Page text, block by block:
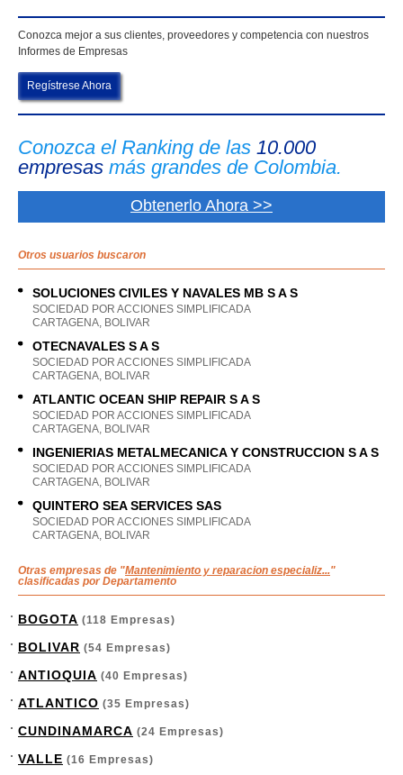
Conozca mejor a sus clientes, proveedores y competencia con nuestros
Informes de Empresas
Regístrese Ahora
Conozca el Ranking de las 10.000
empresas más grandes de Colombia.
Obtenerlo Ahora >>
Otros usuarios buscaron
SOLUCIONES CIVILES Y NAVALES MB S A S
SOCIEDAD POR ACCIONES SIMPLIFICADA
CARTAGENA, BOLIVAR
OTECNAVALES S A S
SOCIEDAD POR ACCIONES SIMPLIFICADA
CARTAGENA, BOLIVAR
ATLANTIC OCEAN SHIP REPAIR S A S
SOCIEDAD POR ACCIONES SIMPLIFICADA
CARTAGENA, BOLIVAR
INGENIERIAS METALMECANICA Y CONSTRUCCION S A S
SOCIEDAD POR ACCIONES SIMPLIFICADA
CARTAGENA, BOLIVAR
QUINTERO SEA SERVICES SAS
SOCIEDAD POR ACCIONES SIMPLIFICADA
CARTAGENA, BOLIVAR
Otras empresas de "Mantenimiento y reparacion especializ..."
clasificadas por Departamento
BOGOTA (118 Empresas)
BOLIVAR (54 Empresas)
ANTIOQUIA (40 Empresas)
ATLANTICO (35 Empresas)
CUNDINAMARCA (24 Empresas)
VALLE (16 Empresas)